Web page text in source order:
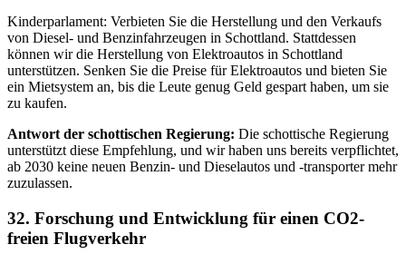
Kinderparlament: Verbieten Sie die Herstellung und den Verkaufs
von Diesel- und Benzinfahrzeugen in Schottland. Stattdessen
können wir die Herstellung von Elektroautos in Schottland
unterstützen. Senken Sie die Preise für Elektroautos und bieten Sie
ein Mietsystem an, bis die Leute genug Geld gespart haben, um sie
zu kaufen.
Antwort der schottischen Regierung: Die schottische Regierung
unterstützt diese Empfehlung, und wir haben uns bereits verpflichtet,
ab 2030 keine neuen Benzin- und Dieselautos und -transporter mehr
zuzulassen.
32. Forschung und Entwicklung für einen CO2-
freien Flugverkehr